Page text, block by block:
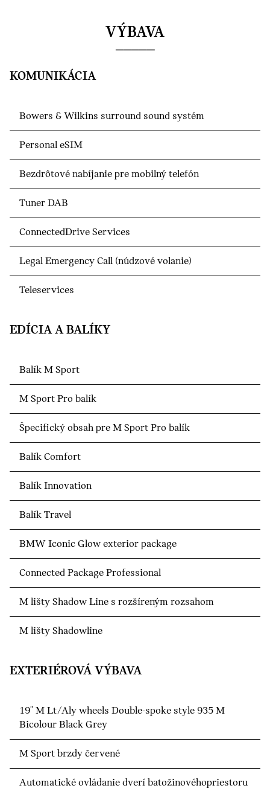
VÝBAVA
KOMUNIKÁCIA
Bowers & Wilkins surround sound systém
Personal eSIM
Bezdrôtové nabíjanie pre mobilný telefón
Tuner DAB
ConnectedDrive Services
Legal Emergency Call (núdzové volanie)
Teleservices
EDÍCIA A BALÍKY
Balík M Sport
M Sport Pro balík
Špecifický obsah pre M Sport Pro balík
Balík Comfort
Balík Innovation
Balík Travel
BMW Iconic Glow exterior package
Connected Package Professional
M lišty Shadow Line s rozšíreným rozsahom
M lišty Shadowline
EXTERIÉROVÁ VÝBAVA
19" M Lt/Aly wheels Double-spoke style 935 M
Bicolour Black Grey
M Sport brzdy červené
Automatické ovládanie dverí batožinovéhopriestoru